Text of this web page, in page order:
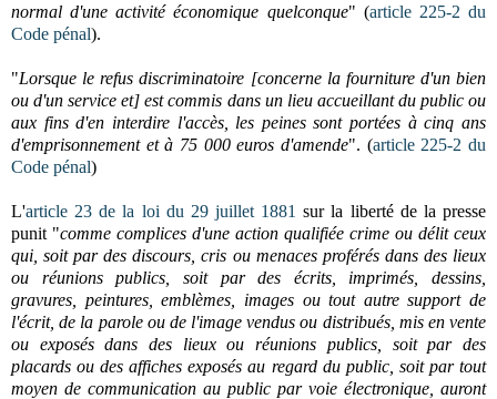
normal d'une activité économique quelconque" (article 225-2 du
Code pénal).
"Lorsque le refus discriminatoire [concerne la fourniture d'un bien
ou d'un service et] est commis dans un lieu accueillant du public ou
aux fins d'en interdire l'accès, les peines sont portées à cinq ans
d'emprisonnement et à 75 000 euros d'amende". (article 225-2 du
Code pénal)
L'article 23 de la loi du 29 juillet 1881 sur la liberté de la presse
punit "comme complices d'une action qualifiée crime ou délit ceux
qui, soit par des discours, cris ou menaces proférés dans des lieux
ou réunions publics, soit par des écrits, imprimés, dessins,
gravures, peintures, emblèmes, images ou tout autre support de
l'écrit, de la parole ou de l'image vendus ou distribués, mis en vente
ou exposés dans des lieux ou réunions publics, soit par des
placards ou des affiches exposés au regard du public, soit par tout
moyen de communication au public par voie électronique, auront